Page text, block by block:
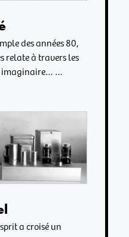
des années 80,
relate à travers les
imaginaire… …
a croisé un